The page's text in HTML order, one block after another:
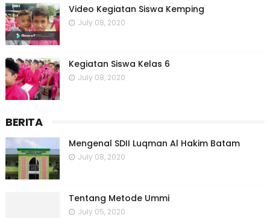
Video Kegiatan Siswa Kemping
July 08, 2020
Kegiatan Siswa Kelas 6
July 08, 2020
BERITA
Mengenal SDII Luqman Al Hakim Batam
July 08, 2020
Tentang Metode Ummi
July 05, 2020